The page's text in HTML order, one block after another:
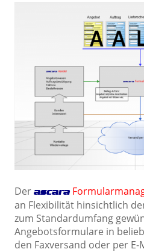
Der ascara
an Flexibilität hinsichtlich
zum Standardumfang
Angebotsformulare in
den Faxversand oder per E-